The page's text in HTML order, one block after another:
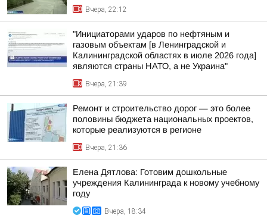
Вчера, 22:12
"Инициаторами ударов по нефтяным и
газовым объектам [в Ленинградской и
Калининградской областях в июле 2026 года]
являются страны НАТО, а не Украина"
Вчера, 21:39
Ремонт и строительство дорог — это более
половины бюджета национальных проектов,
которые реализуются в регионе
Вчера, 21:36
Елена Дятлова: Готовим дошкольные
учреждения Калининграда к новому учебному
году
Вчера, 18:34